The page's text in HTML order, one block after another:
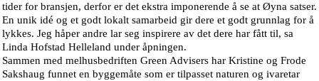
tider for bransjen, derfor er det ekstra imponerende å se at Øyna satser.
En unik idé og et godt lokalt samarbeid gir dere et godt grunnlag for å
lykkes. Jeg håper andre lar seg inspirere av det dere har fått til, sa
Linda Hofstad Helleland under åpningen.
Sammen med melhusbedriften Green Advisers har Kristine og Frode
Sakshaug funnet en byggemåte som er tilpasset naturen og ivaretar